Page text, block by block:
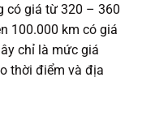
có giá từ 320 – 360
100.000 km có giá
chỉ là mức giá
thời điểm và địa